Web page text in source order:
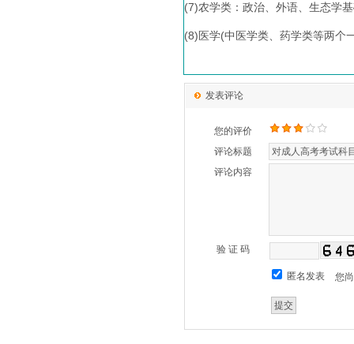
(7)农学类：政治、外语、生态学
(8)医学(中医学类、药学类等两个
发表评论
您的评价
评论标题
评论内容
验 证 码
匿名发表 您